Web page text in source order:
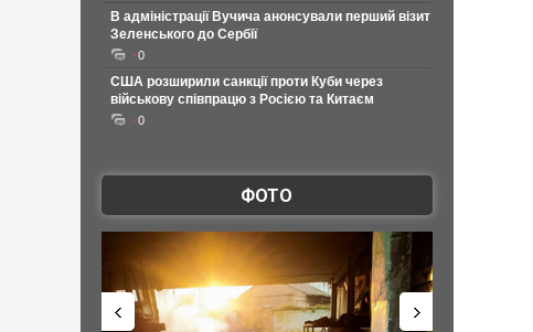
В адміністрації Вучича анонсували перший візит
Зеленського до Сербії
0
США розширили санкції проти Куби через
військову співпрацю з Росією та Китаєм
0
ФОТО